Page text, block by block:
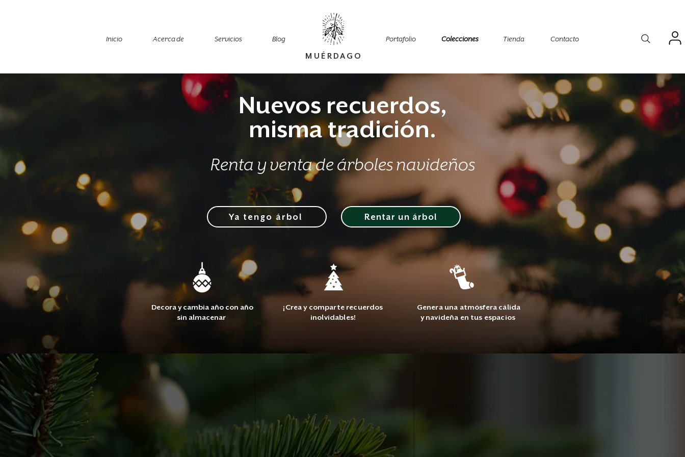
Inicio Acerca de Servicios Blog Portafolio Colecciones Tienda Contacto
MUÉRDAGO
Nuevos recuerdos,
misma tradición.
Renta y venta de árboles navideños
Ya tengo árbol Rentar un árbol
​Decora y cambia año con año
sin almacenar
¡Crea y comparte recuerdos
inolvidables!
Genera una atmósfera cálida
y navideña en tus espacios